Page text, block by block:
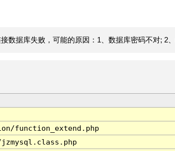
数据库失败，可能的原因：1、数据库密码不对; 2、
function_extend.php